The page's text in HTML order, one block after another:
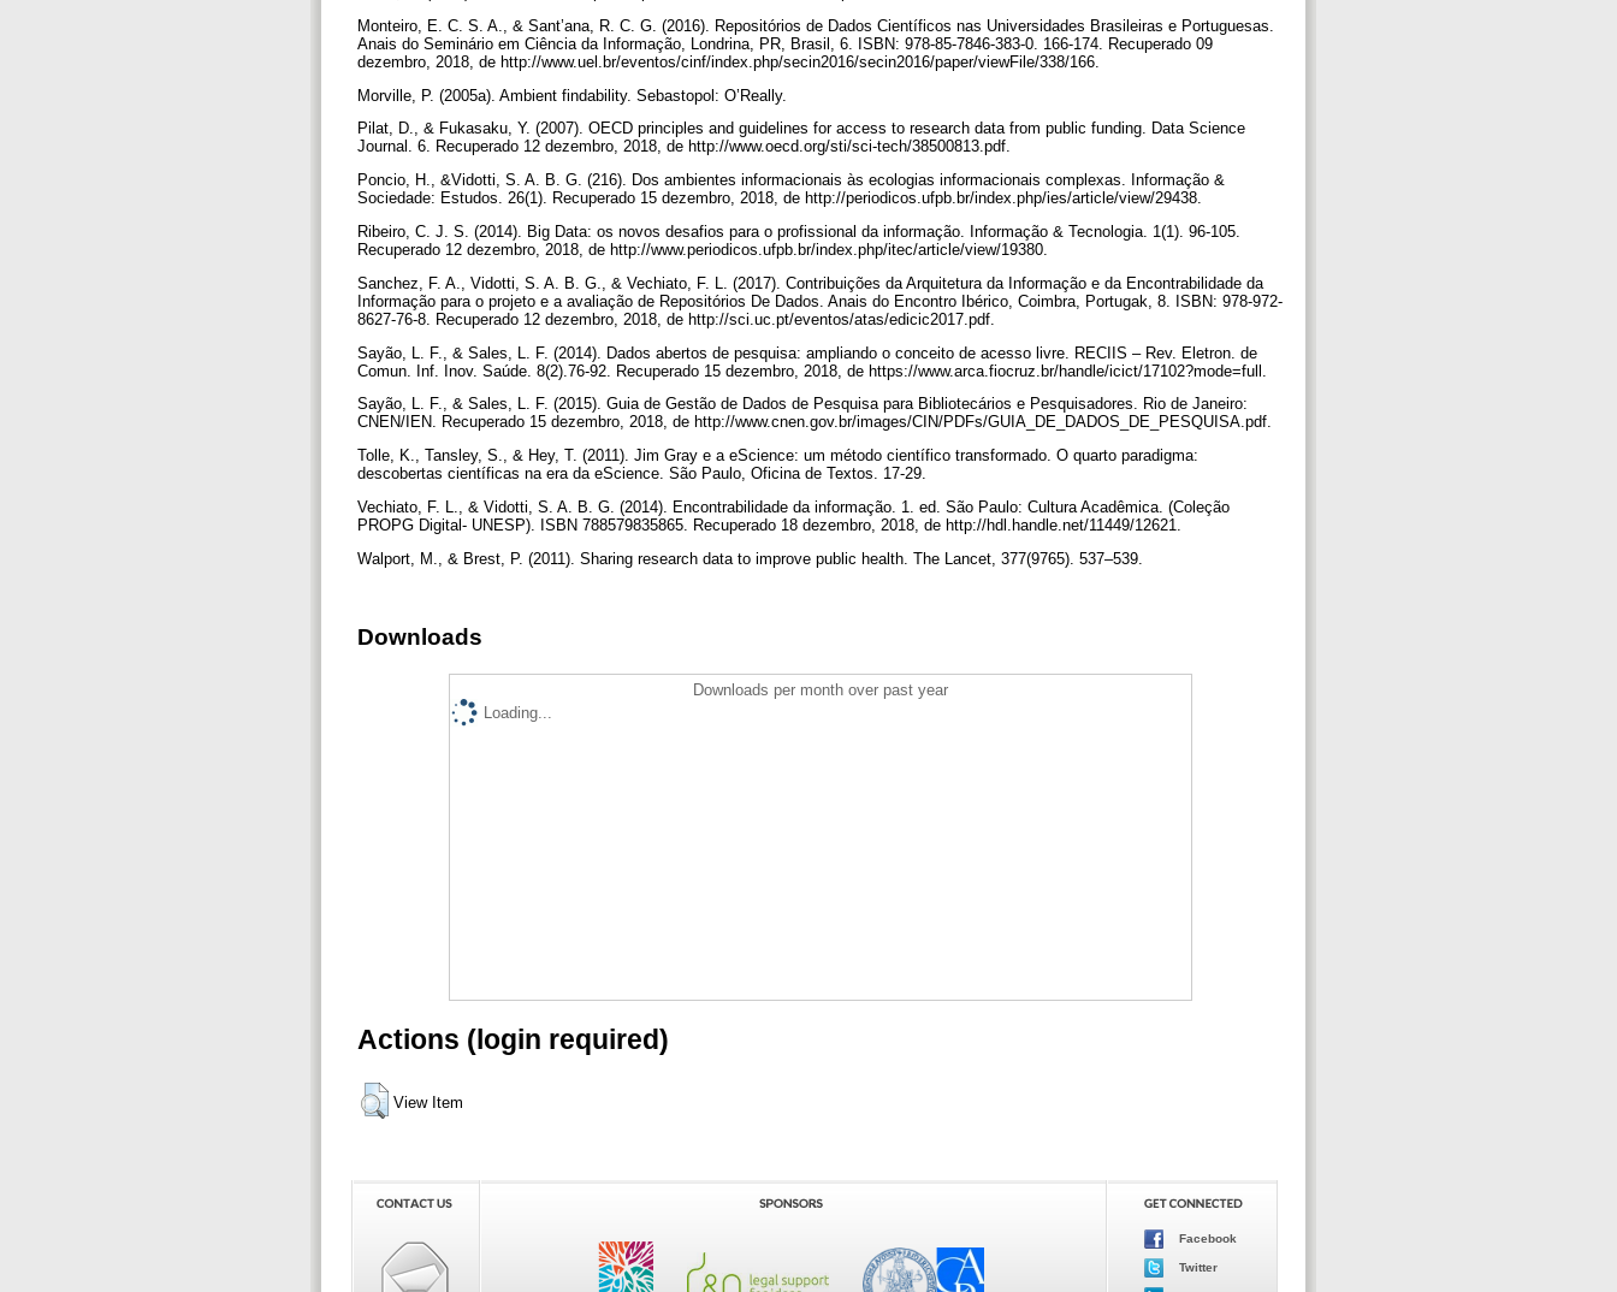
Monteiro, E. C. S. A., & Sant’ana, R. C. G. (2016). Repositórios de Dados Científicos nas Universidades Brasileiras e Portuguesas.
Anais do Seminário em Ciência da Informação, Londrina, PR, Brasil, 6. ISBN: 978-85-7846-383-0. 166-174. Recuperado 09
dezembro, 2018, de http://www.uel.br/eventos/cinf/index.php/secin2016/secin2016/paper/viewFile/338/166.
Morville, P. (2005a). Ambient findability. Sebastopol: O’Really.
Pilat, D., & Fukasaku, Y. (2007). OECD principles and guidelines for access to research data from public funding. Data Science
Journal. 6. Recuperado 12 dezembro, 2018, de http://www.oecd.org/sti/sci-tech/38500813.pdf.
Poncio, H., &Vidotti, S. A. B. G. (216). Dos ambientes informacionais às ecologias informacionais complexas. Informação &
Sociedade: Estudos. 26(1). Recuperado 15 dezembro, 2018, de http://periodicos.ufpb.br/index.php/ies/article/view/29438.
Ribeiro, C. J. S. (2014). Big Data: os novos desafios para o profissional da informação. Informação & Tecnologia. 1(1). 96-105.
Recuperado 12 dezembro, 2018, de http://www.periodicos.ufpb.br/index.php/itec/article/view/19380.
Sanchez, F. A., Vidotti, S. A. B. G., & Vechiato, F. L. (2017). Contribuições da Arquitetura da Informação e da Encontrabilidade da
Informação para o projeto e a avaliação de Repositórios De Dados. Anais do Encontro Ibérico, Coimbra, Portugak, 8. ISBN: 978-972-
8627-76-8. Recuperado 12 dezembro, 2018, de http://sci.uc.pt/eventos/atas/edicic2017.pdf.
Sayão, L. F., & Sales, L. F. (2014). Dados abertos de pesquisa: ampliando o conceito de acesso livre. RECIIS – Rev. Eletron. de
Comun. Inf. Inov. Saúde. 8(2).76-92. Recuperado 15 dezembro, 2018, de https://www.arca.fiocruz.br/handle/icict/17102?mode=full.
Sayão, L. F., & Sales, L. F. (2015). Guia de Gestão de Dados de Pesquisa para Bibliotecários e Pesquisadores. Rio de Janeiro:
CNEN/IEN. Recuperado 15 dezembro, 2018, de http://www.cnen.gov.br/images/CIN/PDFs/GUIA_DE_DADOS_DE_PESQUISA.pdf.
Tolle, K., Tansley, S., & Hey, T. (2011). Jim Gray e a eScience: um método científico transformado. O quarto paradigma:
descobertas científicas na era da eScience. São Paulo, Oficina de Textos. 17-29.
Vechiato, F. L., & Vidotti, S. A. B. G. (2014). Encontrabilidade da informação. 1. ed. São Paulo: Cultura Acadêmica. (Coleção
PROPG Digital- UNESP). ISBN 788579835865. Recuperado 18 dezembro, 2018, de http://hdl.handle.net/11449/12621.
Walport, M., & Brest, P. (2011). Sharing research data to improve public health. The Lancet, 377(9765). 537–539.
Downloads
Downloads per month over past year
Loading...
Actions (login required)
View Item
Facebook
Twitter